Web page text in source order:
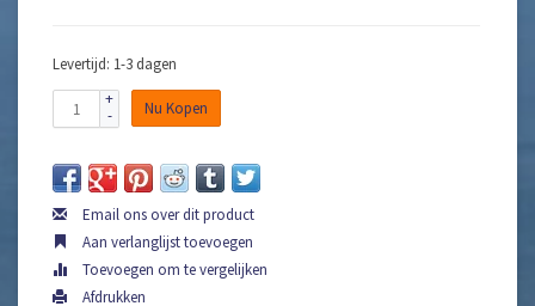
Levertijd: 1-3 dagen
+
-
Nu Kopen
Email ons over dit product
Aan verlanglijst toevoegen
Toevoegen om te vergelijken
Afdrukken